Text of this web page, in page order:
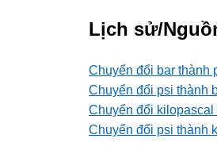
Lịch sử/
Chuyển đổi bar thành
Chuyển đổi psi thành
Chuyển đổi kilopascal
Chuyển đổi psi thành